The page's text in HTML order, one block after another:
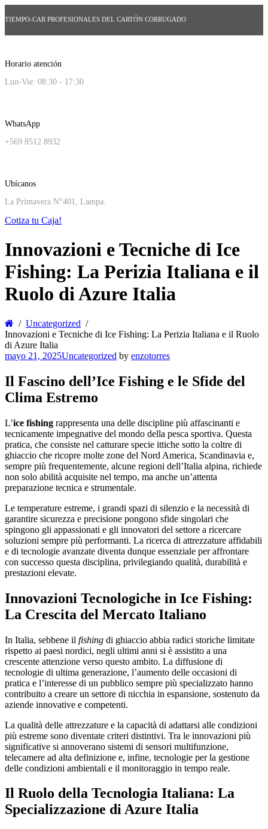
TIEMPO-CAR PROFESIONALES DEL CARTÓN CORRUGADO
Horario atención
Lun-Vie: 08:30 - 17:30
WhatsApp
+569 8512 8932
Ubícanos
La Primavera N°401, Lampa.
Cotiza tu Caja!
Innovazioni e Tecniche di Ice
Fishing: La Perizia Italiana e il
Ruolo di Azure Italia
Uncategorized
Innovazioni e Tecniche di Ice Fishing: La Perizia Italiana e il Ruolo
di Azure Italia
mayo 21, 2025Uncategorized by enzotorres
Il Fascino dell’Ice Fishing e le Sfide del
Clima Estremo
L’ice fishing rappresenta una delle discipline più affascinanti e
tecnicamente impegnative del mondo della pesca sportiva. Questa
pratica, che consiste nel catturare specie ittiche sotto la coltre di
ghiaccio che ricopre molte zone del Nord America, Scandinavia e,
sempre più frequentemente, alcune regioni dell’Italia alpina, richiede
non solo abilità acquisite nel tempo, ma anche un’attenta
preparazione tecnica e strumentale.
Le temperature estreme, i grandi spazi di silenzio e la necessità di
garantire sicurezza e precisione pongono sfide singolari che
spingono gli appassionati e gli innovatori del settore a ricercare
soluzioni sempre più performanti. La ricerca di attrezzature affidabili
e di tecnologie avanzate diventa dunque essenziale per affrontare
con successo questa disciplina, privilegiando qualità, durabilità e
prestazioni elevate.
Innovazioni Tecnologiche in Ice Fishing:
La Crescita del Mercato Italiano
In Italia, sebbene il fishing di ghiaccio abbia radici storiche limitate
rispetto ai paesi nordici, negli ultimi anni si è assistito a una
crescente attenzione verso questo ambito. La diffusione di
tecnologie di ultima generazione, l’aumento delle occasioni di
pratica e l’interesse di un pubblico sempre più specializzato hanno
contribuito a creare un settore di nicchia in espansione, sostenuto da
aziende innovative e competenti.
La qualità delle attrezzature e la capacità di adattarsi alle condizioni
più estreme sono diventate criteri distintivi. Tra le innovazioni più
significative si annoverano sistemi di sensori multifunzione,
telecamere ad alta definizione e, infine, tecnologie per la gestione
delle condizioni ambientali e il monitoraggio in tempo reale.
Il Ruolo della Tecnologia Italiana: La
Specializzazione di Azure Italia